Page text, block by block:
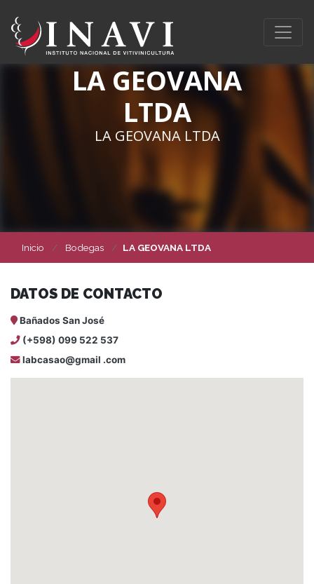
LA GEOVANA
LTDA
LA GEOVANA LTDA
Inicio Bodegas LA GEOVANA LTDA
DATOS DE CONTACTO
Bañados San José
(+598) 099 522 537
labcasao@gmail .com